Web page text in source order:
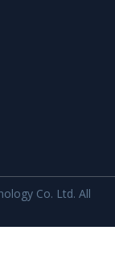
Co. Ltd. All